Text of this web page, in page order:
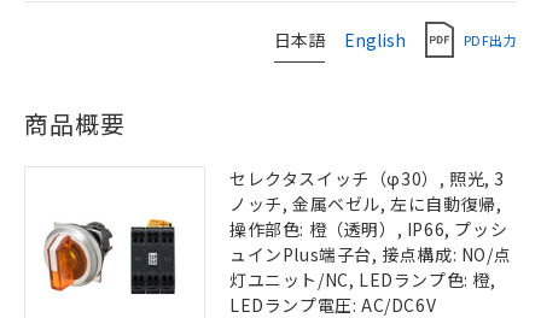
日本語 English PDF出力
商品概要
セレクタスイッチ（φ30）, 照光, 3
ノッチ, 金属ベゼル, 左に自動復帰,
操作部色: 橙（透明）, IP66, プッシ
ュインPlus端子台, 接点構成: NO/点
灯ユニット/NC, LEDランプ色: 橙,
LEDランプ電圧: AC/DC6V